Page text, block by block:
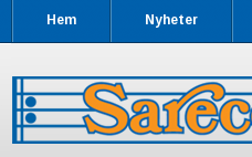
Hem Nyheter